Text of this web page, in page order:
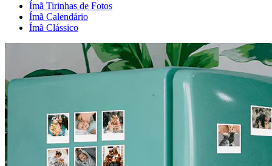
Ímã Tirinhas de Fotos
Ímã Calendário
Ímã Clássico